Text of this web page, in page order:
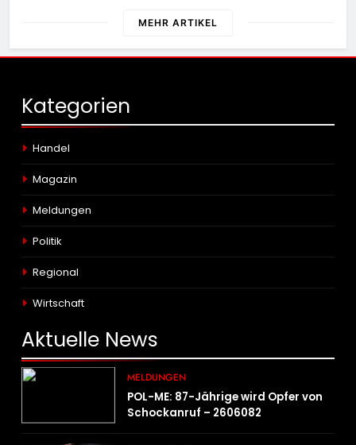
MEHR ARTIKEL
Kategorien
Handel
Magazin
Meldungen
Politik
Regional
Wirtschaft
Aktuelle News
MELDUNGEN
POL-ME: 87-Jährige wird Opfer von
Schockanruf – 2606082